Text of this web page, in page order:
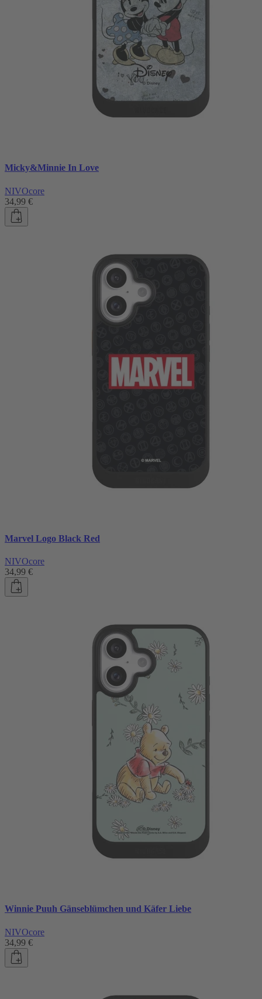
Micky&Minnie In Love
NIVOcore
34,99 €
Marvel Logo Black Red
NIVOcore
34,99 €
Winnie Puuh Gänseblümchen und Käfer Liebe
NIVOcore
34,99 €